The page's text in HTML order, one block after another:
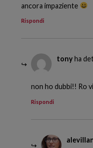
ancora impaziente
Rispondi
tony ha
non ho dubbi!! Ro
Rispondi